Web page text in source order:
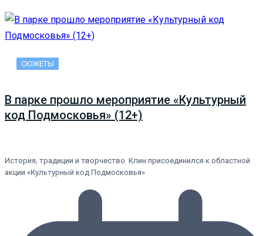
СЮЖЕТЫ
В парке прошло мероприятие «Культурный
код Подмосковья» (12+)
История, традиции и творчество. Клин присоединился к областной
акции «Культурный код Подмосковья»